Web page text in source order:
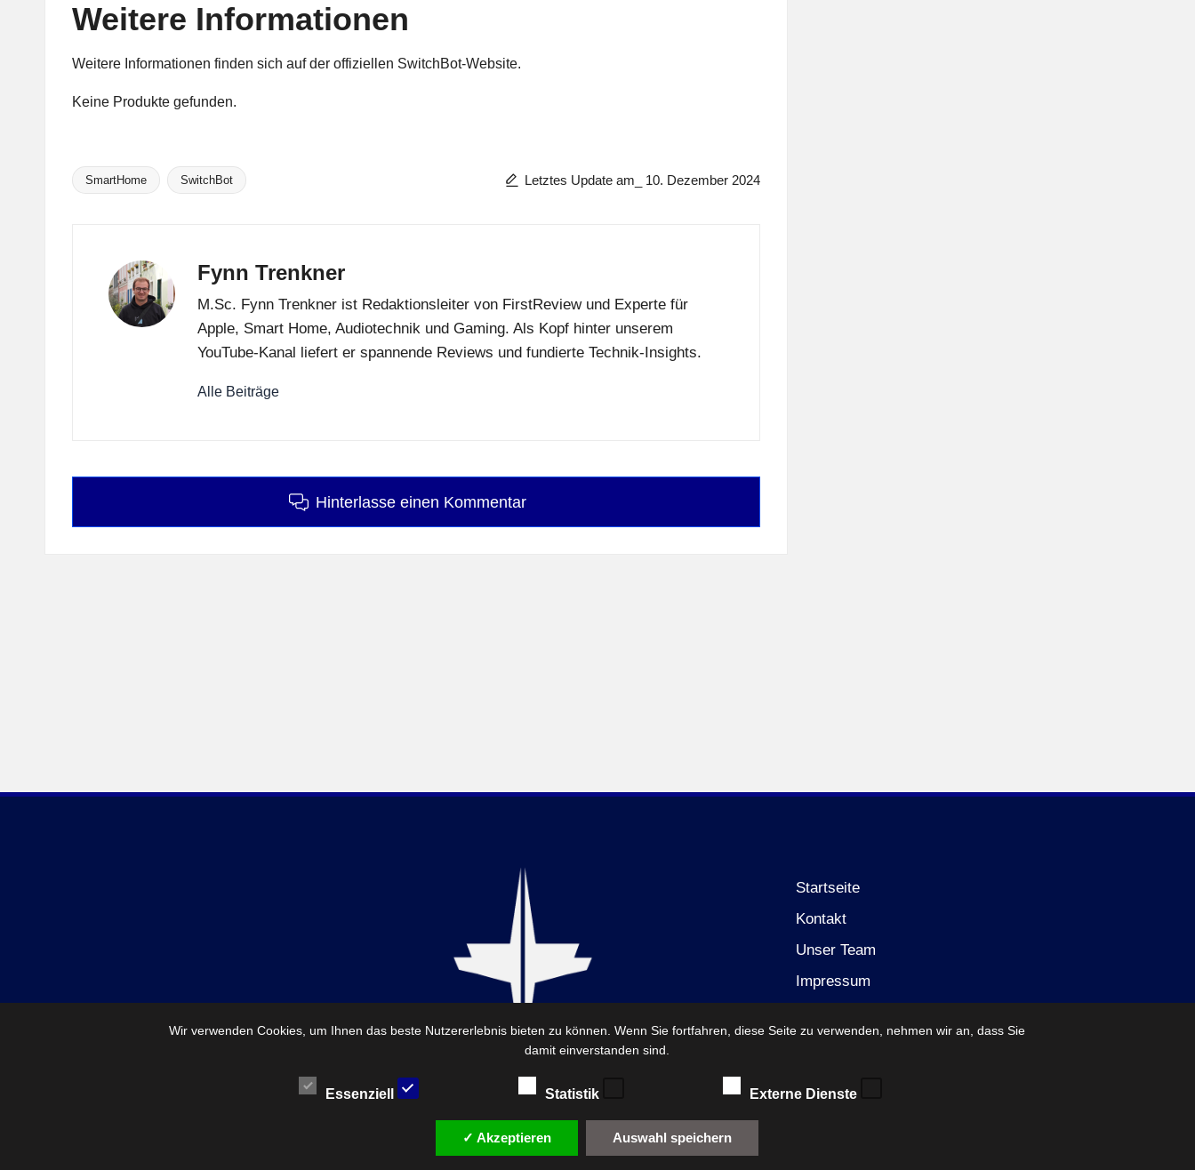
Weitere Informationen
Weitere Informationen finden sich auf der offiziellen SwitchBot-Website.
Keine Produkte gefunden.
Tags:
SmartHome SwitchBot Letztes Update am_ 10. Dezember 2024
Fynn Trenkner
M.Sc. Fynn Trenkner ist Redaktionsleiter von FirstReview und Experte für
Apple, Smart Home, Audiotechnik und Gaming. Als Kopf hinter unserem
YouTube-Kanal liefert er spannende Reviews und fundierte Technik-Insights.
Alle Beiträge
Hinterlasse einen Kommentar
Startseite
Kontakt
Unser Team
Impressum
© 2026 — FirstReview. By FirstReview Trenkner Hess GbR
Wir verwenden Cookies, um Ihnen das beste Nutzererlebnis bieten zu können. Wenn Sie fortfahren, diese Seite zu verwenden, nehmen wir an, dass Sie
damit einverstanden sind.
Essenziell Statistik Externe Dienste
✓ Akzeptieren Auswahl speichern